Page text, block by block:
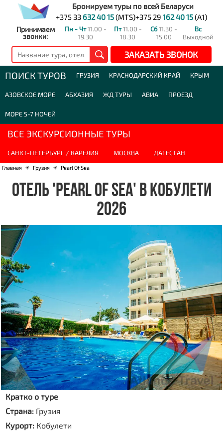
Бронируем туры по всей Беларуси
+375 33 632 40 15(MTS)+375 29 162 40 15(A1)
Принимаем
звонки:
Пн - Чт11.00 -
19.30
Пт11.00 -
18.30
Сб11.30 -
15.00
Вс
Выходной
ЗАКАЗАТЬ ЗВОНОК
ПОИСК ТУРОВ ГРУЗИЯ КРАСНОДАРСКИЙ КРАЙ КРЫМ
АЗОВСКОЕ МОРЕ АБХАЗИЯ ЖД ТУРЫ АВИА ПРОЕЗД
МОРЕ 5-7 НОЧЕЙ
ВСЕ ЭКСКУРСИОННЫЕ ТУРЫ
САНКТ-ПЕТЕРБУРГ / КАРЕЛИЯ МОСКВА ДАГЕСТАН
Главная ☀ Грузия ☀ Pearl Of Sea
ОТЕЛЬ 'PEARL OF SEA' В КОБУЛЕТИ
2026
Кратко о туре
Страна: Грузия
Курорт: Кобулети